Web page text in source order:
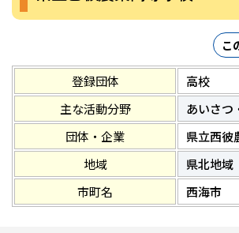
こ
登録団体
高校
主な活動分野
あいさつ
団体・企業
県立西彼
地域
県北地域
市町名
西海市